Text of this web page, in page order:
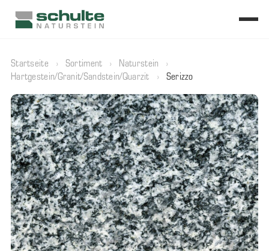
Startseite › Sortiment › Naturstein
›
Hartgestein/Granit/Sandstein/Quarzit
› Serizzo